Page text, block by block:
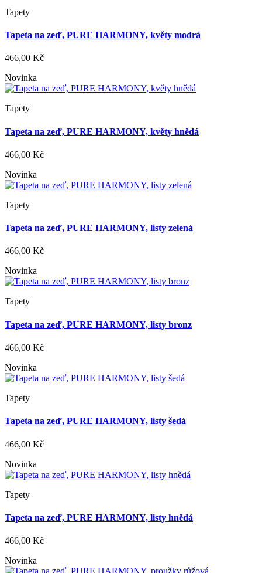
Tapety
Tapeta na zeď, PURE HARMONY, květy modrá
466,00 Kč
Novinka
Tapety
Tapeta na zeď, PURE HARMONY, květy hnědá
466,00 Kč
Novinka
Tapety
Tapeta na zeď, PURE HARMONY, listy zelená
466,00 Kč
Novinka
Tapety
Tapeta na zeď, PURE HARMONY, listy bronz
466,00 Kč
Novinka
Tapety
Tapeta na zeď, PURE HARMONY, listy šedá
466,00 Kč
Novinka
Tapety
Tapeta na zeď, PURE HARMONY, listy hnědá
466,00 Kč
Novinka